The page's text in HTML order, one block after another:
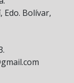
Edo. Bolívar,